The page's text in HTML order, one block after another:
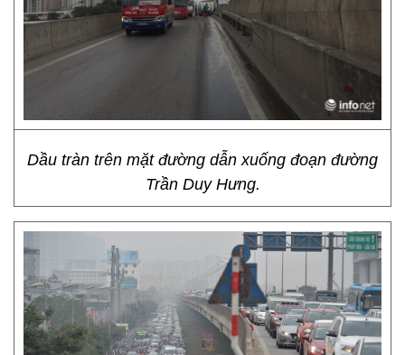
Dầu tràn trên mặt đường dẫn xuống đoạn đường
Trần Duy Hưng.